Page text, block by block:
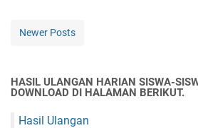
Newer Posts
HASIL ULANGAN HARIAN SISWA-
DOWNLOAD DI HALAMAN BERIKUT.
Hasil Ulangan